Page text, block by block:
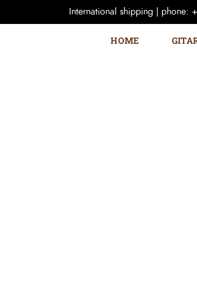
International shipping | phone:
HOME